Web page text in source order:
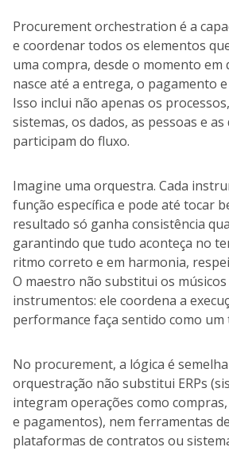
Procurement orchestration é a
e coordenar todos os elementos
uma compra, desde o momento em
nasce até a entrega, o pagamento
Isso inclui não apenas os
sistemas, os dados, as pessoas e as
participam do fluxo.
Imagine uma orquestra. Cada
função específica e pode até tocar
resultado só ganha consistência
garantindo que tudo aconteça no
ritmo correto e em harmonia,
O maestro não substitui os músicos
instrumentos: ele coordena a
performance faça sentido como um
No procurement, a lógica é
orquestração não substitui ERPs
integram operações como
e pagamentos), nem ferramentas
plataformas de contratos ou